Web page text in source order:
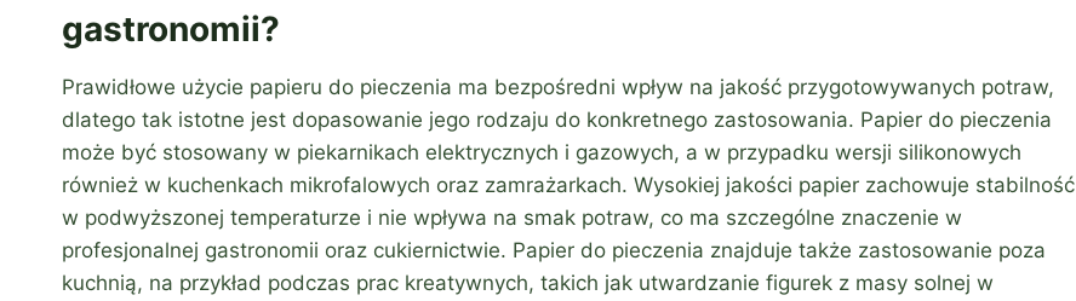
gastronomii?
Prawidłowe użycie papieru do pieczenia ma bezpośredni wpływ na jakość przygotowywanych potraw,
dlatego tak istotne jest dopasowanie jego rodzaju do konkretnego zastosowania. Papier do pieczenia
może być stosowany w piekarnikach elektrycznych i gazowych, a w przypadku wersji silikonowych
również w kuchenkach mikrofalowych oraz zamrażarkach. Wysokiej jakości papier zachowuje stabilność
w podwyższonej temperaturze i nie wpływa na smak potraw, co ma szczególne znaczenie w
profesjonalnej gastronomii oraz cukiernictwie. Papier do pieczenia znajduje także zastosowanie poza
kuchnią, na przykład podczas prac kreatywnych, takich jak utwardzanie figurek z masy solnej w